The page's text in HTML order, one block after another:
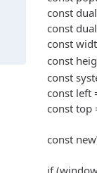
const
const
const
const
const
const left
const top
const
if